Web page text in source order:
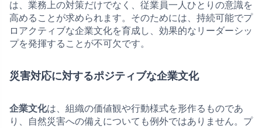
は、業務上の対策だけでなく、従業員一人ひとりの意識を
高めることが求められます。そのためには、持続可能でプ
ロアクティブな企業文化を育成し、効果的なリーダーシッ
プを発揮することが不可欠です。
災害対応に対するポジティブな企業文化
企業文化は、組織の価値観や行動様式を形作るものであ
り、自然災害への備えについても例外ではありません。プ